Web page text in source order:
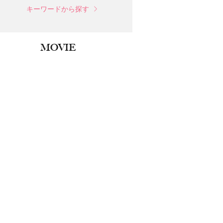
キーワードから探す
MOVIE